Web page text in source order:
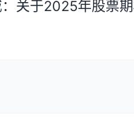
关于2025年股票